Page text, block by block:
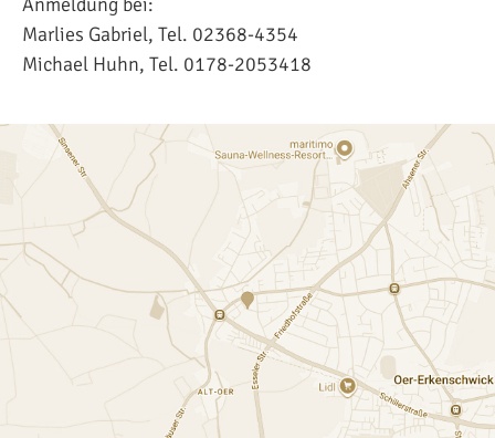
Marlies Gabriel, Tel. 02368-4354
Michael Huhn, Tel. 0178-2053418